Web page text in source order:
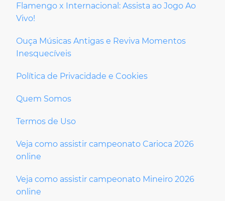
Flamengo x Internacional: Assista ao Jogo Ao
Vivo!
Ouça Músicas Antigas e Reviva Momentos
Inesquecíveis
Política de Privacidade e Cookies
Quem Somos
Termos de Uso
Veja como assistir campeonato Carioca 2026
online
Veja como assistir campeonato Mineiro 2026
online